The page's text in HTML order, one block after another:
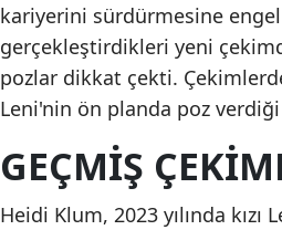
kariyerini sürdürmesine
gerçekleştirdikleri yeni
pozlar dikkat çekti.
Leni'nin ön planda poz
GEÇMIŞ
Heidi Klum, 2023 yılında